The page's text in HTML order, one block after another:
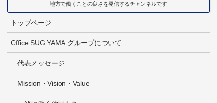
地方で働くことの良さを発信するチャンネルです
トップページ
Office SUGIYAMA グループについて
代表メッセージ
Mission・Vision・Value